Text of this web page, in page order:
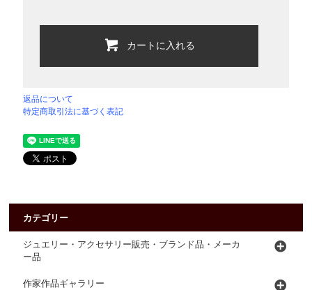
カートに入れる
返品について
特定商取引法に基づく表記
カテゴリー
ジュエリー・アクセサリー販売・ブランド品・メーカ
ー品
作家作品ギャラリー